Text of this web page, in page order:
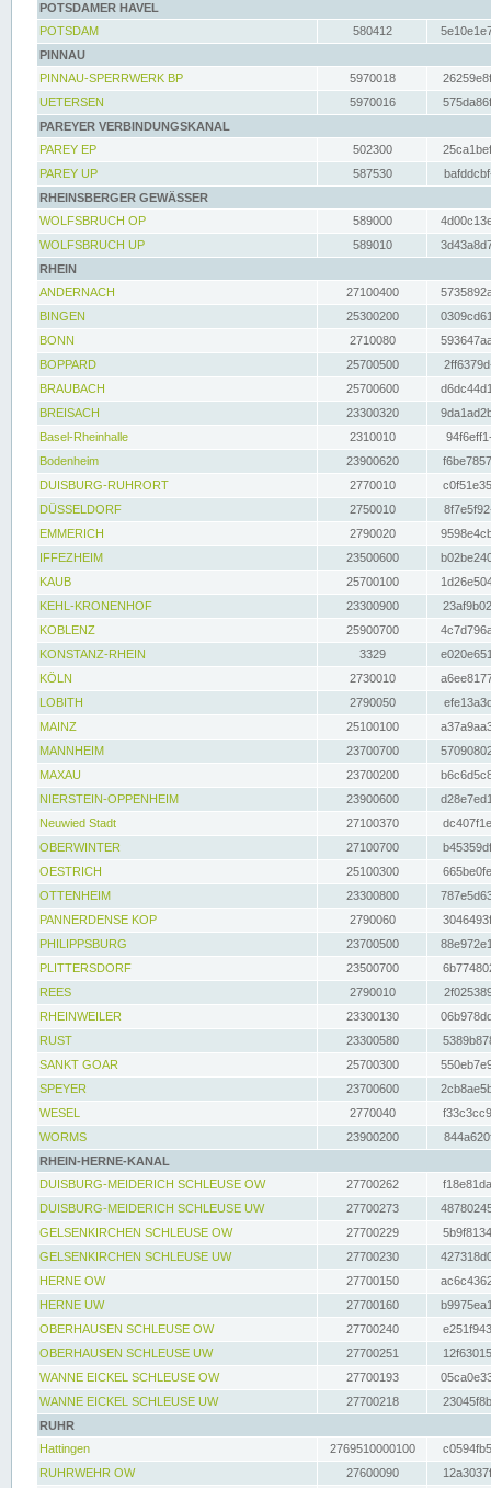
POTSDAMER HAVEL
POTSDAM
580412
PINNAU
PINNAU-SPERRWERK BP
5970018
UETERSEN
5970016
PAREYER VERBINDUNGSKANAL
PAREY EP
502300
PAREY UP
587530
RHEINSBERGER GEWÄSSER
WOLFSBRUCH OP
589000
WOLFSBRUCH UP
589010
RHEIN
ANDERNACH
27100400
BINGEN
25300200
BONN
2710080
BOPPARD
25700500
BRAUBACH
25700600
BREISACH
23300320
Basel-Rheinhalle
2310010
Bodenheim
23900620
DUISBURG-RUHRORT
2770010
DÜSSELDORF
2750010
EMMERICH
2790020
IFFEZHEIM
23500600
KAUB
25700100
KEHL-KRONENHOF
23300900
KOBLENZ
25900700
KONSTANZ-RHEIN
3329
KÖLN
2730010
LOBITH
2790050
MAINZ
25100100
MANNHEIM
23700700
MAXAU
23700200
NIERSTEIN-OPPENHEIM
23900600
Neuwied Stadt
27100370
OBERWINTER
27100700
OESTRICH
25100300
OTTENHEIM
23300800
PANNERDENSE KOP
2790060
PHILIPPSBURG
23700500
PLITTERSDORF
23500700
REES
2790010
RHEINWEILER
23300130
RUST
23300580
SANKT GOAR
25700300
SPEYER
23700600
WESEL
2770040
WORMS
23900200
RHEIN-HERNE-KANAL
DUISBURG-MEIDERICH SCHLEUSE OW
27700262
DUISBURG-MEIDERICH SCHLEUSE UW
27700273
GELSENKIRCHEN SCHLEUSE OW
27700229
GELSENKIRCHEN SCHLEUSE UW
27700230
HERNE OW
27700150
HERNE UW
27700160
OBERHAUSEN SCHLEUSE OW
27700240
OBERHAUSEN SCHLEUSE UW
27700251
WANNE EICKEL SCHLEUSE OW
27700193
WANNE EICKEL SCHLEUSE UW
27700218
RUHR
Hattingen
2769510000100
RUHRWEHR OW
27600090